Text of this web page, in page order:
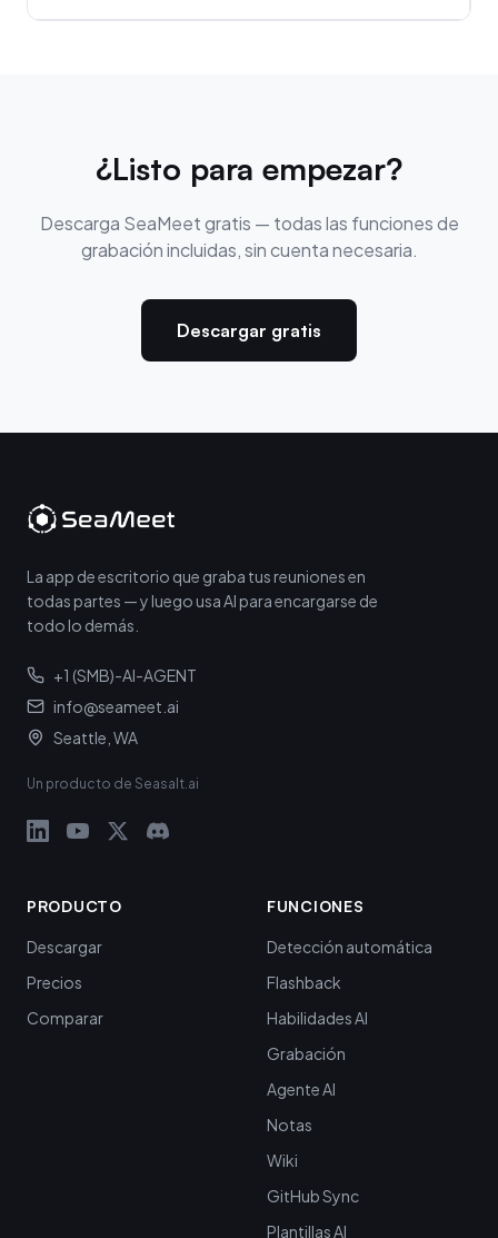
¿Listo para empezar?
Descarga SeaMeet gratis — todas las funciones de
grabación incluidas, sin cuenta necesaria.
Descargar gratis
La app de escritorio que graba tus reuniones en
todas partes — y luego usa AI para encargarse de
todo lo demás.
+1 (SMB)-AI-AGENT
info@seameet.ai
Seattle, WA
Un producto de Seasalt.ai
PRODUCTO
Descargar
Precios
Comparar
FUNCIONES
Detección automática
Flashback
Habilidades AI
Grabación
Agente AI
Notas
Wiki
GitHub Sync
Plantillas AI